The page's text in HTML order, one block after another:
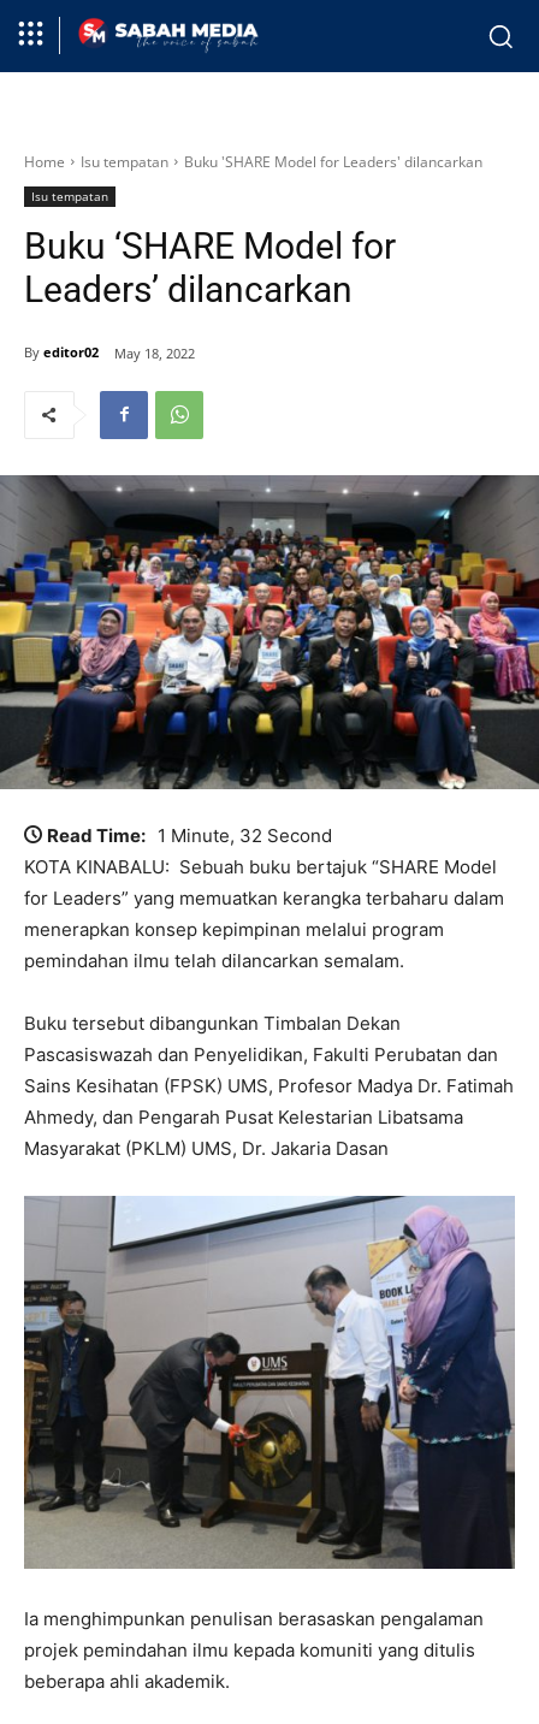
Home Isu tempatan Buku 'SHARE Model for Leaders' dilancarkan
Isu tempatan
Buku ‘SHARE Model for
Leaders’ dilancarkan
By editor02 May 18, 2022
Read Time: 1 Minute, 32 Second
KOTA KINABALU: Sebuah buku bertajuk “SHARE Model
for Leaders” yang memuatkan kerangka terbaharu dalam
menerapkan konsep kepimpinan melalui program
pemindahan ilmu telah dilancarkan semalam.
Buku tersebut dibangunkan Timbalan Dekan
Pascasiswazah dan Penyelidikan, Fakulti Perubatan dan
Sains Kesihatan (FPSK) UMS, Profesor Madya Dr. Fatimah
Ahmedy, dan Pengarah Pusat Kelestarian Libatsama
Masyarakat (PKLM) UMS, Dr. Jakaria Dasan
Ia menghimpunkan penulisan berasaskan pengalaman
projek pemindahan ilmu kepada komuniti yang ditulis
beberapa ahli akademik.